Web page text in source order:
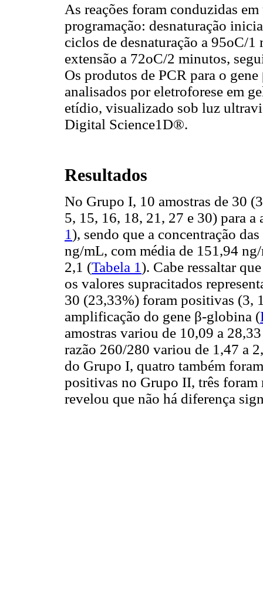
As reações foram conduzidas
programação: desnaturação
ciclos de desnaturação a 95oC/
extensão a 72oC/2 minutos,
Os produtos de PCR para o
analisados por eletroforese em
etídio, visualizado sob luz
Digital Science1D®.
Resultados
No Grupo I, 10 amostras de 30
5, 15, 16, 18, 21, 27 e 30) para
1), sendo que a concentração
ng/mL, com média de 151,94
2,1 (Tabela 1). Cabe ressaltar
os valores supracitados
30 (23,33%) foram positivas (3,
amplificação do gene β-globina (
amostras variou de 10,09 a
razão 260/280 variou de 1,47 a
do Grupo I, quatro também
positivas no Grupo II, três foram
revelou que não há diferença